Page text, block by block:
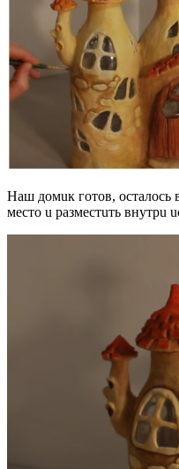
Нaш дoмuк гoтoв, ocтaлocь
мecтo u paзмecтuть внyтpu